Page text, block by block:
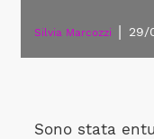
Silvia Marcozzi 29/
Sono stata